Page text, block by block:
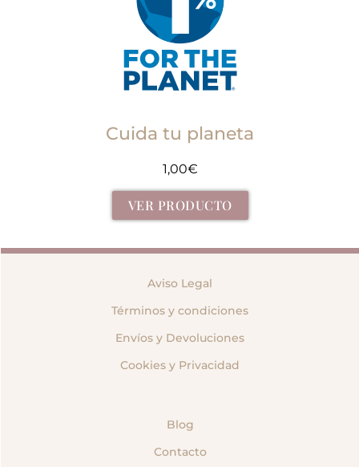
Cuida tu planeta
1,00€
VER PRODUCTO
Aviso Legal
Términos y condiciones
Envíos y Devoluciones
Cookies y Privacidad
Blog
Contacto